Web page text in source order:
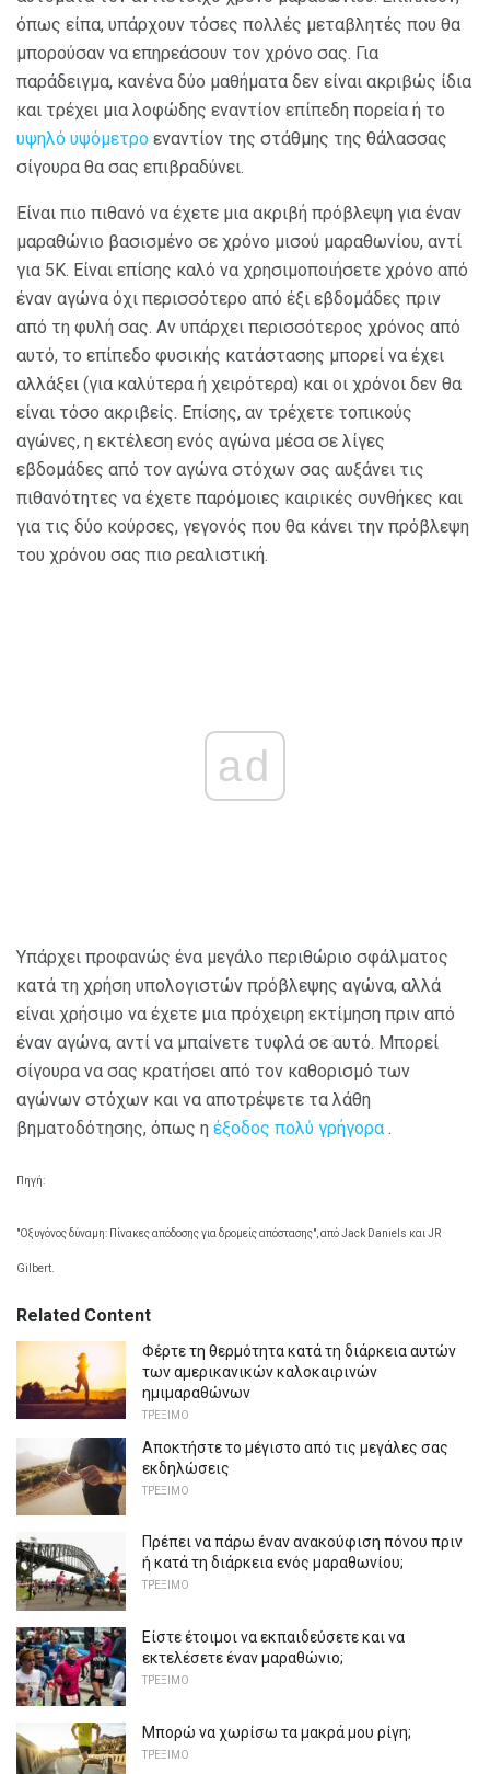
όπως είπα, υπάρχουν τόσες πολλές μεταβλητές που θα
μπορούσαν να επηρεάσουν τον χρόνο σας. Για
παράδειγμα, κανένα δύο μαθήματα δεν είναι ακριβώς ίδια
και τρέχει μια λοφώδης εναντίον επίπεδη πορεία ή το
υψηλό υψόμετρο εναντίον της στάθμης της θάλασσας
σίγουρα θα σας επιβραδύνει.
Είναι πιο πιθανό να έχετε μια ακριβή πρόβλεψη για έναν
μαραθώνιο βασισμένο σε χρόνο μισού μαραθωνίου, αντί
για 5K. Είναι επίσης καλό να χρησιμοποιήσετε χρόνο από
έναν αγώνα όχι περισσότερο από έξι εβδομάδες πριν
από τη φυλή σας. Αν υπάρχει περισσότερος χρόνος από
αυτό, το επίπεδο φυσικής κατάστασης μπορεί να έχει
αλλάξει (για καλύτερα ή χειρότερα) και οι χρόνοι δεν θα
είναι τόσο ακριβείς. Επίσης, αν τρέχετε τοπικούς
αγώνες, η εκτέλεση ενός αγώνα μέσα σε λίγες
εβδομάδες από τον αγώνα στόχων σας αυξάνει τις
πιθανότητες να έχετε παρόμοιες καιρικές συνθήκες και
για τις δύο κούρσες, γεγονός που θα κάνει την πρόβλεψη
του χρόνου σας πιο ρεαλιστική.
ad
Υπάρχει προφανώς ένα μεγάλο περιθώριο σφάλματος
κατά τη χρήση υπολογιστών πρόβλεψης αγώνα, αλλά
είναι χρήσιμο να έχετε μια πρόχειρη εκτίμηση πριν από
έναν αγώνα, αντί να μπαίνετε τυφλά σε αυτό. Μπορεί
σίγουρα να σας κρατήσει από τον καθορισμό των
αγώνων στόχων και να αποτρέψετε τα λάθη
βηματοδότησης, όπως η έξοδος πολύ γρήγορα .
Πηγή:
"Οξυγόνος δύναμη: Πίνακες απόδοσης για δρομείς απόστασης", από Jack Daniels και JR
Gilbert.
Related Content
Φέρτε τη θερμότητα κατά τη διάρκεια αυτών
των αμερικανικών καλοκαιρινών
ημιμαραθώνων
ΤΡΈΞΙΜΟ
Αποκτήστε το μέγιστο από τις μεγάλες σας
εκδηλώσεις
ΤΡΈΞΙΜΟ
Πρέπει να πάρω έναν ανακούφιση πόνου πριν
ή κατά τη διάρκεια ενός μαραθωνίου;
ΤΡΈΞΙΜΟ
Είστε έτοιμοι να εκπαιδεύσετε και να
εκτελέσετε έναν μαραθώνιο;
ΤΡΈΞΙΜΟ
Μπορώ να χωρίσω τα μακρά μου ρίγη;
ΤΡΈΞΙΜΟ